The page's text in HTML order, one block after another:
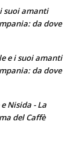
suoi amanti
da dove
e i suoi amanti
da dove
Nisida - La
del Caffè